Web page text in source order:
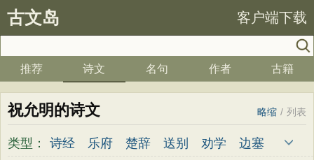
古文岛 客户端下载
推荐 诗文 名句 作者 古籍
祝允明的诗文 列表
/
略缩
类型： 诗经 乐府 楚辞 送别 劝学
边塞